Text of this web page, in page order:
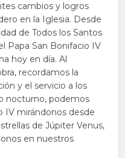
cambios y logros
en la Iglesia. Desde
de Todos los Santos
Papa San Bonifacio IV
hoy en día. Al
recordamos la
y el servicio a los
nocturno, podemos
IV mirándonos desde
de Júpiter Venus,
en nuestros